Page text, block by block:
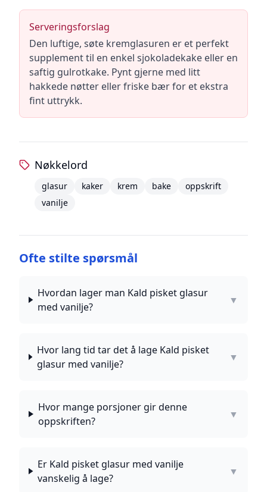
Serveringsforslag
Den luftige, søte kremglasuren er et perfekt
supplement til en enkel sjokoladekake eller en
saftig gulrotkake. Pynt gjerne med litt
hakkede nøtter eller friske bær for et ekstra
fint uttrykk.
Nøkkelord
glasur kaker krem bake
oppskrift
vanilje
Ofte stilte spørsmål
Hvordan lager man Kald pisket glasur
med vanilje?
▼
Hvor lang tid tar det å lage Kald pisket
glasur med vanilje?
▼
Hvor mange porsjoner gir denne
oppskriften?
▼
Er Kald pisket glasur med vanilje
vanskelig å lage?
▼